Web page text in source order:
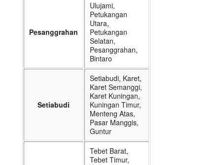
Pesanggrahan
Ulujami,
Petukangan
Utara,
Petukangan
Selatan,
Pesanggrahan,
Bintaro
Setiabudi
Setiabudi, Karet,
Karet Semanggi,
Karet Kuningan,
Kuningan Timur,
Menteng Atas,
Pasar Manggis,
Guntur
Tebet Barat,
Tebet Timur,